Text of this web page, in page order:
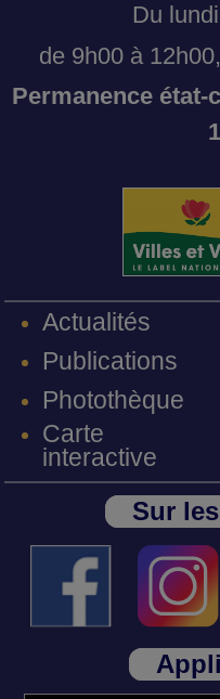
Du
de 9h00 à
Permanence état-
Actualités
Publications
Photothèque
Carte
interactive
Sur